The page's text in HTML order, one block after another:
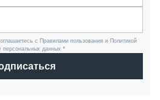
с Правилами пользования и Политикой
персональных данных *